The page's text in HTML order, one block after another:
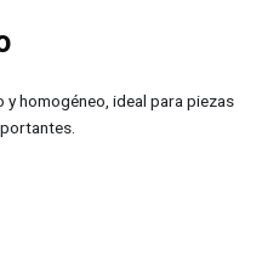
homogéneo, ideal para piezas